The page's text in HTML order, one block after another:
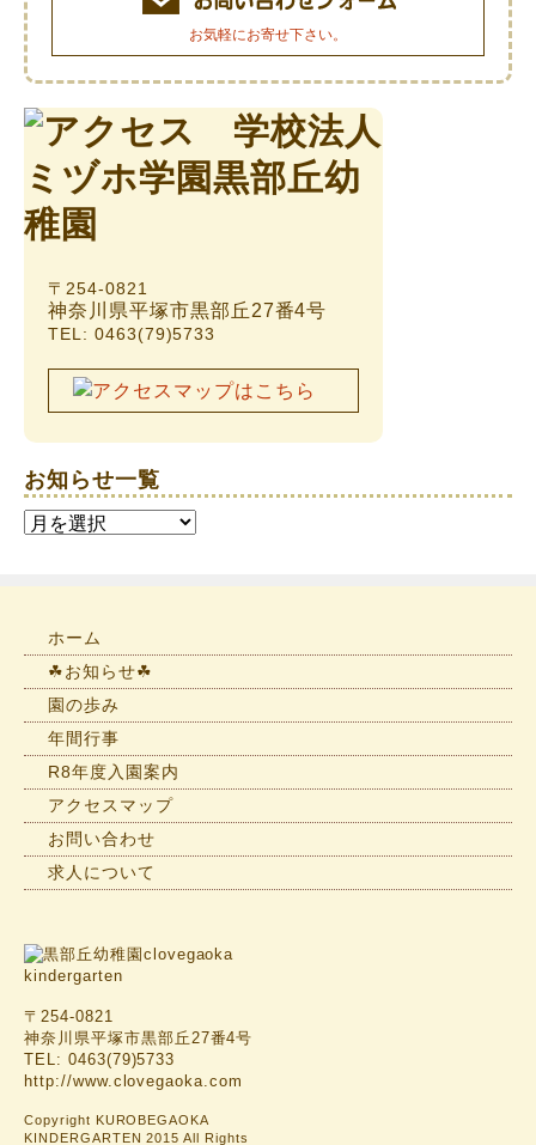
お気軽にお寄せ下さい。
〒254-0821
神奈川県平塚市黒部丘27番4号
TEL: 0463(79)5733
お知らせ一覧
お
ホーム
☘お知らせ☘
園の歩み
年間行事
R8年度入園案内
アクセスマップ
お問い合わせ
求人について
〒254-0821
神奈川県平塚市黒部丘27番4号
TEL: 0463(79)5733
http://www.clovegaoka.com
Copyright KUROBEGAOKA
KINDERGARTEN 2015 All Rights